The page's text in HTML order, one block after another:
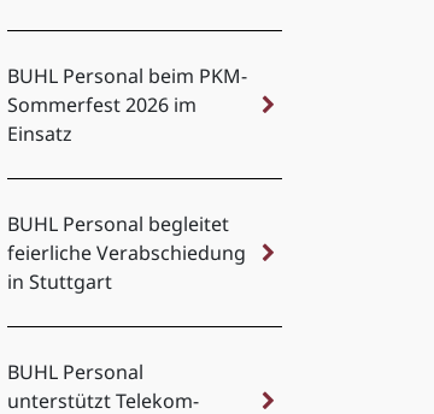
BUHL Personal beim PKM-
Sommerfest 2026 im
Einsatz
BUHL Personal begleitet
feierliche Verabschiedung
in Stuttgart
BUHL Personal
unterstützt Telekom-